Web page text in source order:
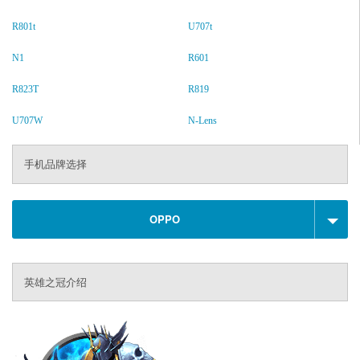
R801t U707t
N1 R601
R823T R819
U707W N-Lens
手机品牌选择
OPPO
英雄之冠介绍